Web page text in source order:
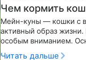
Чем кормить
Мейн-куны — кошки с
активный образ
особым вниманием.
высококачественные
Читать дальше